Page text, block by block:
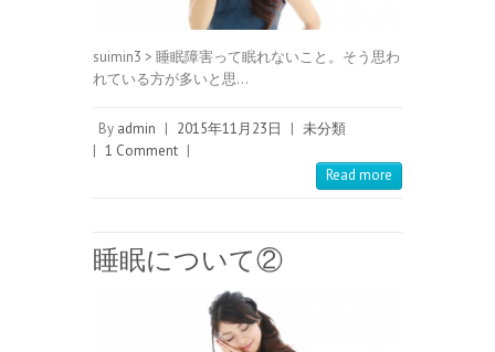
suimin3 > 睡眠障害って眠れないこと。そう思わ
れている方が多いと思…
By admin | 2015年11月23日 | 未分類
| 1 Comment |
Read more
睡眠について②